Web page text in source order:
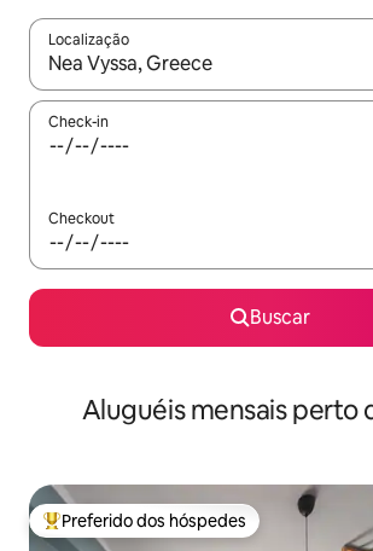
Localização
Quando os resultados estiverem
Check-in
Checkout
Buscar
Aluguéis mensais perto
Entre os melhores preferidos dos
Preferido dos hóspedes